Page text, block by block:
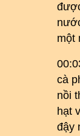
một
cà
nồi
hạt
đậy